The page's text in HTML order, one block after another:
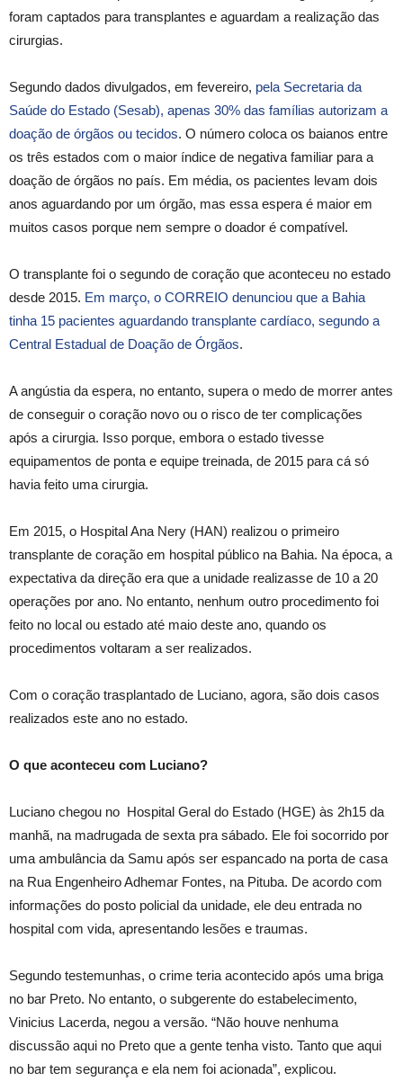
foram captados para transplantes e aguardam a realização das
cirurgias.
Segundo dados divulgados, em fevereiro, pela Secretaria da
Saúde do Estado (Sesab), apenas 30% das famílias autorizam a
doação de órgãos ou tecidos. O número coloca os baianos entre
os três estados com o maior índice de negativa familiar para a
doação de órgãos no país. Em média, os pacientes levam dois
anos aguardando por um órgão, mas essa espera é maior em
muitos casos porque nem sempre o doador é compatível.
O transplante foi o segundo de coração que aconteceu no estado
desde 2015. Em março, o CORREIO denunciou que a Bahia
tinha 15 pacientes aguardando transplante cardíaco, segundo a
Central Estadual de Doação de Órgãos.
A angústia da espera, no entanto, supera o medo de morrer antes
de conseguir o coração novo ou o risco de ter complicações
após a cirurgia. Isso porque, embora o estado tivesse
equipamentos de ponta e equipe treinada, de 2015 para cá só
havia feito uma cirurgia.
Em 2015, o Hospital Ana Nery (HAN) realizou o primeiro
transplante de coração em hospital público na Bahia. Na época, a
expectativa da direção era que a unidade realizasse de 10 a 20
operações por ano. No entanto, nenhum outro procedimento foi
feito no local ou estado até maio deste ano, quando os
procedimentos voltaram a ser realizados.
Com o coração trasplantado de Luciano, agora, são dois casos
realizados este ano no estado.
O que aconteceu com Luciano?
Luciano chegou no Hospital Geral do Estado (HGE) às 2h15 da
manhã, na madrugada de sexta pra sábado. Ele foi socorrido por
uma ambulância da Samu após ser espancado na porta de casa
na Rua Engenheiro Adhemar Fontes, na Pituba. De acordo com
informações do posto policial da unidade, ele deu entrada no
hospital com vida, apresentando lesões e traumas.
Segundo testemunhas, o crime teria acontecido após uma briga
no bar Preto. No entanto, o subgerente do estabelecimento,
Vinicius Lacerda, negou a versão. “Não houve nenhuma
discussão aqui no Preto que a gente tenha visto. Tanto que aqui
no bar tem segurança e ela nem foi acionada”, explicou.